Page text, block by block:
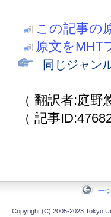
この記事の
原文をMHT
同じジャン
（ 翻訳者:庭野
（ 記事
一
Copyright (C) 2005-2023 Tokyo